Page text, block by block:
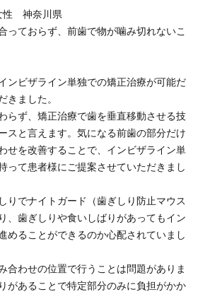
神奈川県
っておらず、前歯で物が噛み切れないこ
ンビザライン単独での矯正治療が可能だ
きました。
らず、矯正治療で歯を垂直移動させる技
スと言えます。気になる前歯の部分だけ
せを改善することで、インビザライン単
って患者様にご提案させていただきまし
りでナイトガード（歯ぎしり防止マウス
、歯ぎしりや食いしばりがあってもイン
めることができるのか心配されていまし
合わせの位置で行うことは問題がありま
があることで特定部分のみに負担がかか